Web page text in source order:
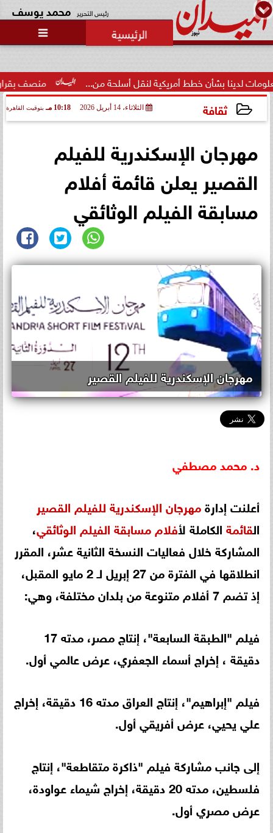
رئيس التحرير محمد يوسف

منصف بقرار يلتحق بشأن خطط أمريكية لنقل أسلحة من...
ثقافة الثلاثاء، 14 أبريل 2026 10:18 مـ بتوقيت القاهرة
مهرجان الإسكندرية للفيلم
القصير يعلن قائمة أفلام
مسابقة الفيلم الوثائقي
مهرجان الإسكندرية للفيلم القصير
د. محمدمصطفي
أعلنت إدارةمهرجان الإسكندرية للفيلم القصير
القائمة الكاملة لأفلام مسابقة الفيلم الوثائقي،
المشاركة خلال فعاليات النسخة الثانية عشر، المقرر
انطلاقها في الفترة من 27 إبريل لـ 2 مايو المقبل،
إذ تضم 7 أفلام متنوعة من بلدان مختلفة، وهي:
فيلم "الطبقة السابعة"، إنتاج مصر، مدته 17
دقيقة ، إخراج أسماء الجعفري، عرض عالمي أول.
فيلم "إبراهيم"، إنتاج العراق مدته 16 دقيقة، إخراج
علي يحيي، عرض أفريقي أول.
إلى جانب مشاركة فيلم "ذاكرة متقاطعة"، إنتاج
فلسطين، مدته 20 دقيقة، إخراج شيماء عواودة،
عرض مصري أول.